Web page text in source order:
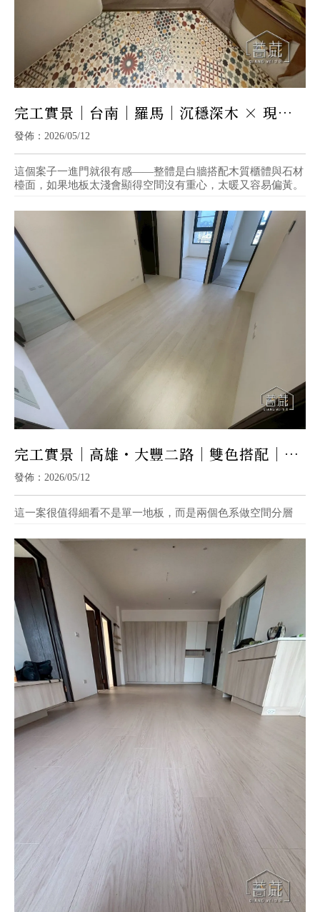
完工實景｜台南｜羅馬｜沉穩深木 × 現代
質感宅
發佈：2026/05/12
這個案子一進門就很有感——整體是白牆搭配木質櫃體與石材
檯面，如果地板太淺會顯得空間沒有重心，太暖又容易偏黃。
完工實景｜高雄・大豐二路｜雙色搭配｜奶
白木 × 淺灰木
發佈：2026/05/12
這一案很值得細看不是單一地板，而是兩個色系做空間分層